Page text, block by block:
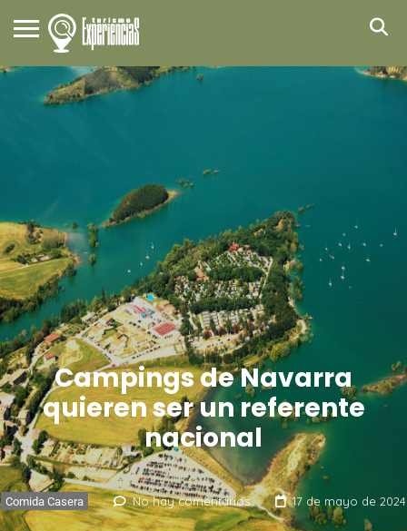
Campings de Navarra
quieren ser un referente
nacional
Comida Casera No hay comentarios 17 de mayo de 2024